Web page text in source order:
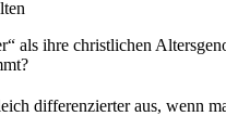
als ihre christlichen
differenzierter aus, wenn